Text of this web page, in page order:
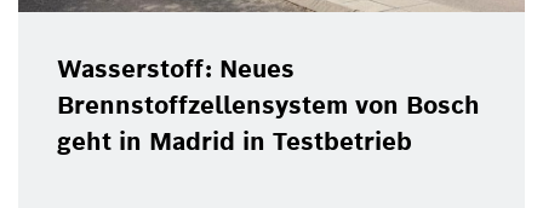
Wasserstoff: Neues
Brennstoffzellensystem von Bosch
geht in Madrid in Testbetrieb